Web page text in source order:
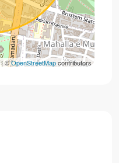
|©OpenStreetMapcontributors